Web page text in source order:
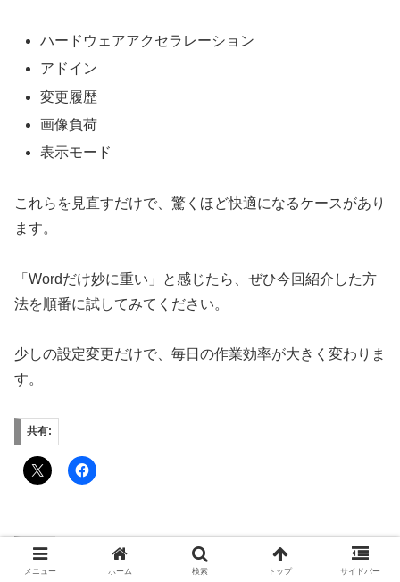
ハードウェアアクセラレーション
アドイン
変更履歴
画像負荷
表示モード
これらを見直すだけで、驚くほど快適になるケースがあり
ます。
「Wordだけ妙に重い」と感じたら、ぜひ今回紹介した方
法を順番に試してみてください。
少しの設定変更だけで、毎日の作業効率が大きく変わりま
す。
共有:
関連
メニュー ホーム 検索 トップ サイドバー